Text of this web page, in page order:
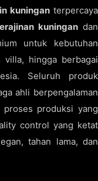
kuninganterpercaya
kuningandan
untuk kebutuhan
villa, hingga berbagai
Seluruh produk
ahli berpengalaman
proses produksi yang
control yang ketat
tahan lama, dan